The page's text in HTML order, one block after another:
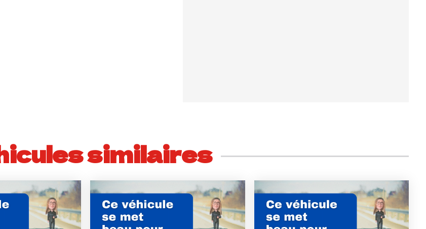
similaires